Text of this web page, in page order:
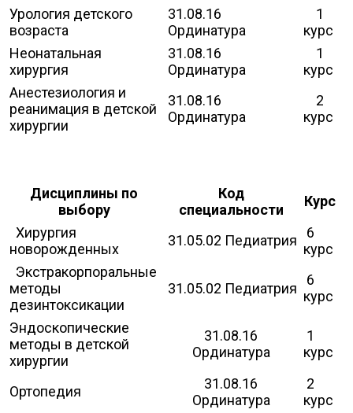
Урология детского
возраста
31.08.16
Ординатура
1
курс
Неонатальная
хирургия
31.08.16
Ординатура
1
курс
Анестезиология и
реанимация в детской
хирургии
31.08.16
Ординатура
2
курс
Дисциплины по
выбору
Код
специальности
Курс
Хирургия
новорожденных
31.05.02 Педиатрия
6
курс
Экстракорпоральные
методы
дезинтоксикации
31.05.02 Педиатрия
6
курс
Эндоскопические
методы в детской
хирургии
31.08.16
Ординатура
1
курс
Ортопедия
31.08.16
Ординатура
2
курс